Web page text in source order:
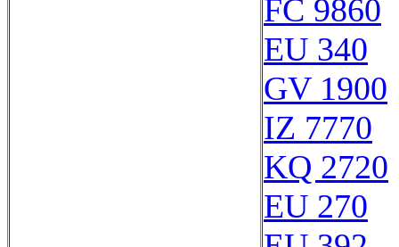
FC 9860
EU 340
GV 1900
IZ 7770
KQ 2720
EU 270